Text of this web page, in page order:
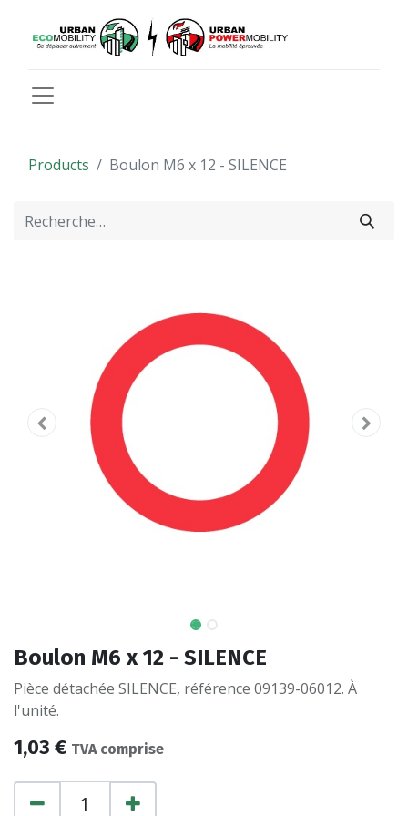
Products Boulon M6 x 12 - SILENCE
Boulon M6 x 12 - SILENCE
Pièce détachée SILENCE, référence 09139-06012. À
l'unité.
1,03 € TVA comprise